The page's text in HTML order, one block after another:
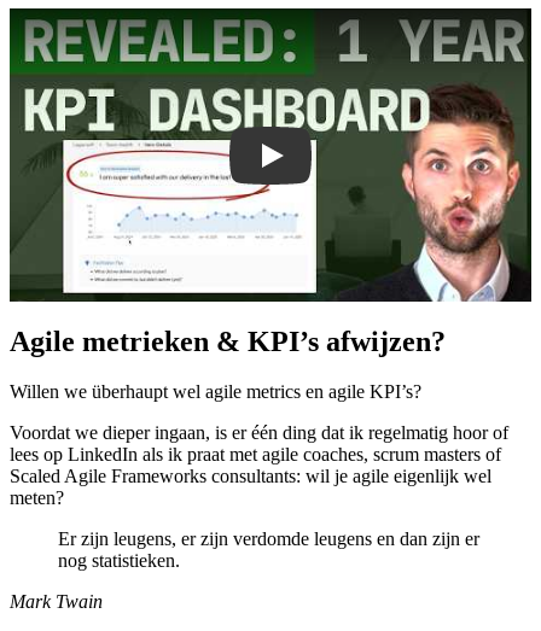
Play
Agile metrieken & KPI’s afwijzen?
Willen we überhaupt wel agile metrics en agile KPI’s?
Voordat we dieper ingaan, is er één ding dat ik regelmatig hoor of
lees op LinkedIn als ik praat met agile coaches, scrum masters of
Scaled Agile Frameworks consultants: wil je agile eigenlijk wel
meten?
Er zijn leugens, er zijn verdomde leugens en dan zijn er
nog statistieken.
Mark Twain